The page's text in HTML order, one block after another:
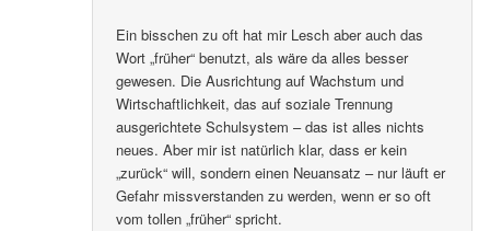
Ein bisschen zu oft hat mir Lesch aber auch das
Wort „früher“ benutzt, als wäre da alles besser
gewesen. Die Ausrichtung auf Wachstum und
Wirtschaftlichkeit, das auf soziale Trennung
ausgerichtete Schulsystem – das ist alles nichts
neues. Aber mir ist natürlich klar, dass er kein
„zurück“ will, sondern einen Neuansatz – nur läuft er
Gefahr missverstanden zu werden, wenn er so oft
vom tollen „früher“ spricht.